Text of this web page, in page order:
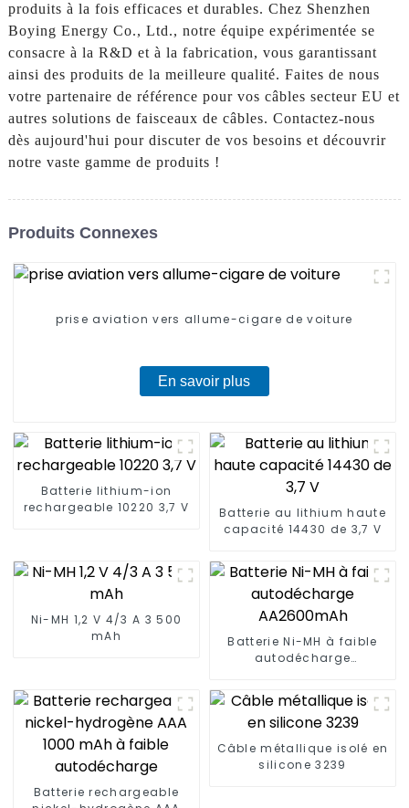
produits à la fois efficaces et durables. Chez Shenzhen
Boying Energy Co., Ltd., notre équipe expérimentée se
consacre à la R&D et à la fabrication, vous garantissant
ainsi des produits de la meilleure qualité. Faites de nous
votre partenaire de référence pour vos câbles secteur EU et
autres solutions de faisceaux de câbles. Contactez-nous
dès aujourd'hui pour discuter de vos besoins et découvrir
notre vaste gamme de produits !
Produits Connexes
prise aviation vers allume-cigare de voiture
En savoir plus
Batterie lithium-ion
rechargeable 10220 3,7 V
Batterie au lithium haute
capacité 14430 de 3,7 V
Ni-MH 1,2 V 4/3 A 3 500
mAh
Batterie Ni-MH à faible
autodécharge
Batterie rechargeable
Câble métallique isolé en
silicone 3239